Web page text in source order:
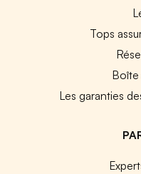
Tops
Boîte
Les garanties